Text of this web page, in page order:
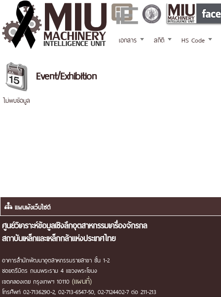
เอกสาร สถิติ HS Code
Event/Exhibition
ไม่พบข้อมูล
ศูนย์วิเคราะห์ข้อมูลเชิงลึกอุตสาหกรรมเครื่องจักรกล
สถาบันเหล็กและเหล็กกล้าแห่งประเทศไทย
อาคารสำนักพัฒนาอุตสาหกรรมรายสาขา ชั้น 1-2
ซอยตรีมิตร ถนนพระราม 4 แขวงพระโขนง
เขตคลองเตย กรุงเทพฯ 10110 (แผนที่)
โทรศัพท์ 02-7136290-2, 02-713-6547-50, 02-7124402-7 ต่อ 211-213